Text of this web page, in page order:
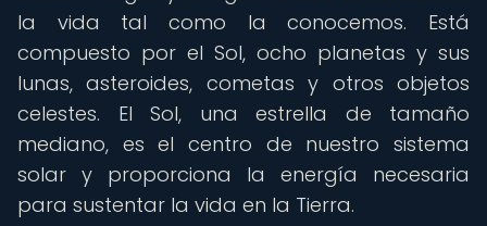
la vida tal como la conocemos. Está
compuesto por el Sol, ocho planetas y sus
lunas, asteroides, cometas y otros objetos
celestes. El Sol, una estrella de tamaño
mediano, es el centro de nuestro sistema
solar y proporciona la energía necesaria
para sustentar la vida en la Tierra.